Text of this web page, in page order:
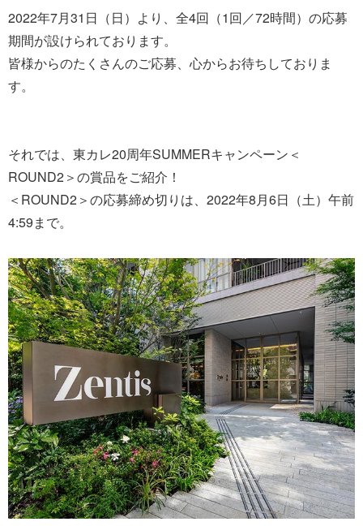
2022年7月31日（日）より、全4回（1回／72時間）の応募
期間が設けられております。
皆様からのたくさんのご応募、心からお待ちしておりま
す。
それでは、東カレ20周年SUMMERキャンペーン＜
ROUND2＞の賞品をご紹介！
＜ROUND2＞の応募締め切りは、2022年8月6日（土）午前
4:59まで。